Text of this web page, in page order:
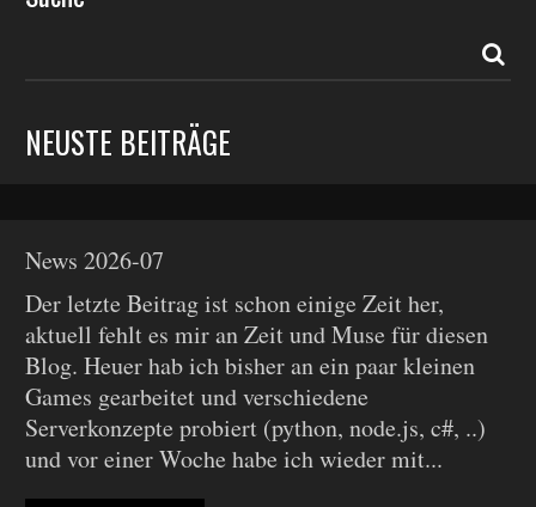
NEUSTE BEITRÄGE
News 2026-07
Der letzte Beitrag ist schon einige Zeit her,
aktuell fehlt es mir an Zeit und Muse für diesen
Blog. Heuer hab ich bisher an ein paar kleinen
Games gearbeitet und verschiedene
Serverkonzepte probiert (python, node.js, c#, ..)
und vor einer Woche habe ich wieder mit...